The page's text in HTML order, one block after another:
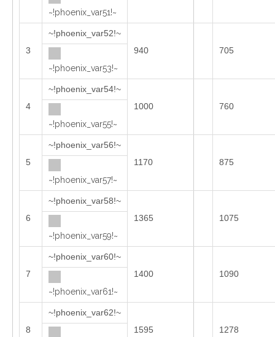
~!phoenix_var51!~
3
~!phoenix_var52!~
940
705
~!phoenix_var53!~
4
~!phoenix_var54!~
1000
760
~!phoenix_var55!~
5
~!phoenix_var56!~
1170
875
~!phoenix_var57!~
6
~!phoenix_var58!~
1365
1075
~!phoenix_var59!~
7
~!phoenix_var60!~
1400
1090
~!phoenix_var61!~
8
~!phoenix_var62!~
1595
1278